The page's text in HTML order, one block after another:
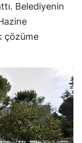
Belediyenin
çözüme